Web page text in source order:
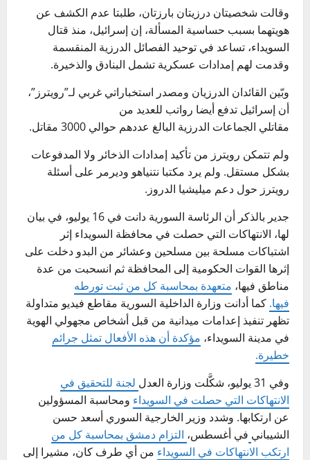
وقالت شخصيتان درزيتان بارزتان، طلبتا عدم الكشف عن
هويتهما بسبب حساسية المسألة، إن إسرائيل، منذ قتال
السويداء، تساعد في توحيد الفصائل الدرزية المنقسمة
وقدمت لهم إمدادات عسكرية تشمل البنادق والذخيرة.
وبّين القائدان الدرزيان ومصدر استخباراتي غربي لـ”رويترز”،
أن إسرائيل تدفع أيضا رواتب للعديد من
مقاتلي الجماعات الدرزية البالغ عددهم حوالي 3000 مقاتل.
ولم تتمكن رويترز من تأكيد إمدادات الذخائر ولا المدفوعات
بشكل مستقل. ولم يرد مكتبا نتنياهو وديرمر على أسئلة
رويترز حول دعم ميليشيا الدروز.
جدير بالذكر أن الرئاسة السورية دانت في 16 يوليو، في بيان
لها، الانتهاكات التي حصلت في محافظة السويداء إثر
اشتباكات مسلحة بين مسلحين وعشائر من البدو دخلت على
إثرها القوات الحكومية إلى المحافظة ثم انسحبت من عدة
مناطق فيها، متعهدة بمحاسبة كل من ثبت تورطه
فيها. كما أدانت وزارة الداخلية السورية مقاطع فيديو متداولة
تظهر تنفيذ إعدامات ميدانية من قبل أشخاص مجهولي الهوية
في مدينة السويداء، مؤكدة أن هذه الأفعال تمثل جرائم
خطيرة.
وفي 31 يوليو، شكَّلت وزارة العدل
لجنة للتحقيق في
الانتهاكات التي حصلت في السويداء ومحاسبة المسؤولين
عن ارتكابها. وشدد وزير الخارجية السوري أسعد حسن
الشيباني في أغسطس، التزام دمشق بمحاسبة كل من
ارتكب الانتهاكات في السويداء من أي طرف كان، مشيرا إلى